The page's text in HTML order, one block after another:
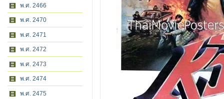
พ.ศ. 2466
พ.ศ. 2470
พ.ศ. 2471
พ.ศ. 2472
พ.ศ. 2473
พ.ศ. 2474
พ.ศ. 2475